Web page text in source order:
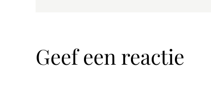
Geef een reactie